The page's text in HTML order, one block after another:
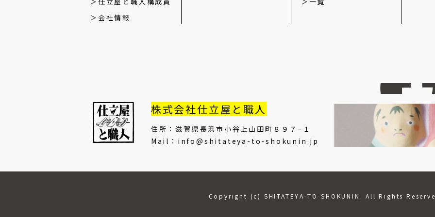
会社情報
株式会社仕立屋と職人
住所：滋賀県長浜市小谷上山田町８９７−１
Mail：info@shitateya-to-shokunin.jp
Copyright (c) SHITATEYA-TO-SHOKUNIN. All Rights